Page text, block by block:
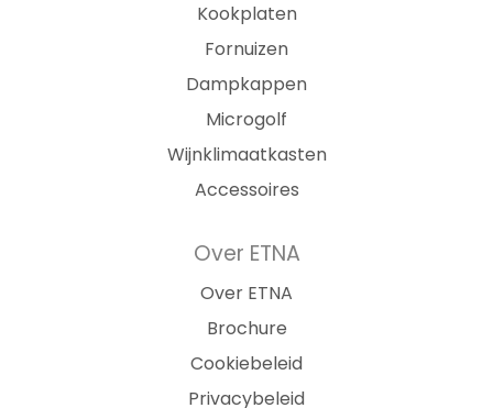
Kookplaten
Fornuizen
Dampkappen
Microgolf
Wijnklimaatkasten
Accessoires
Over ETNA
Over ETNA
Brochure
Cookiebeleid
Privacybeleid